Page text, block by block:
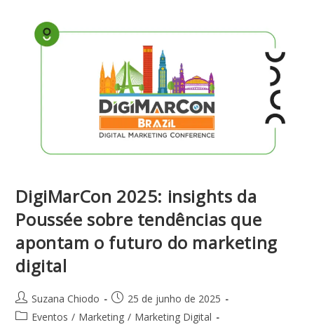
DigiMarCon 2025: insights da
Poussée sobre tendências que
apontam o futuro do marketing
digital
Suzana Chiodo
25 de junho de 2025
Eventos / Marketing / Marketing Digital